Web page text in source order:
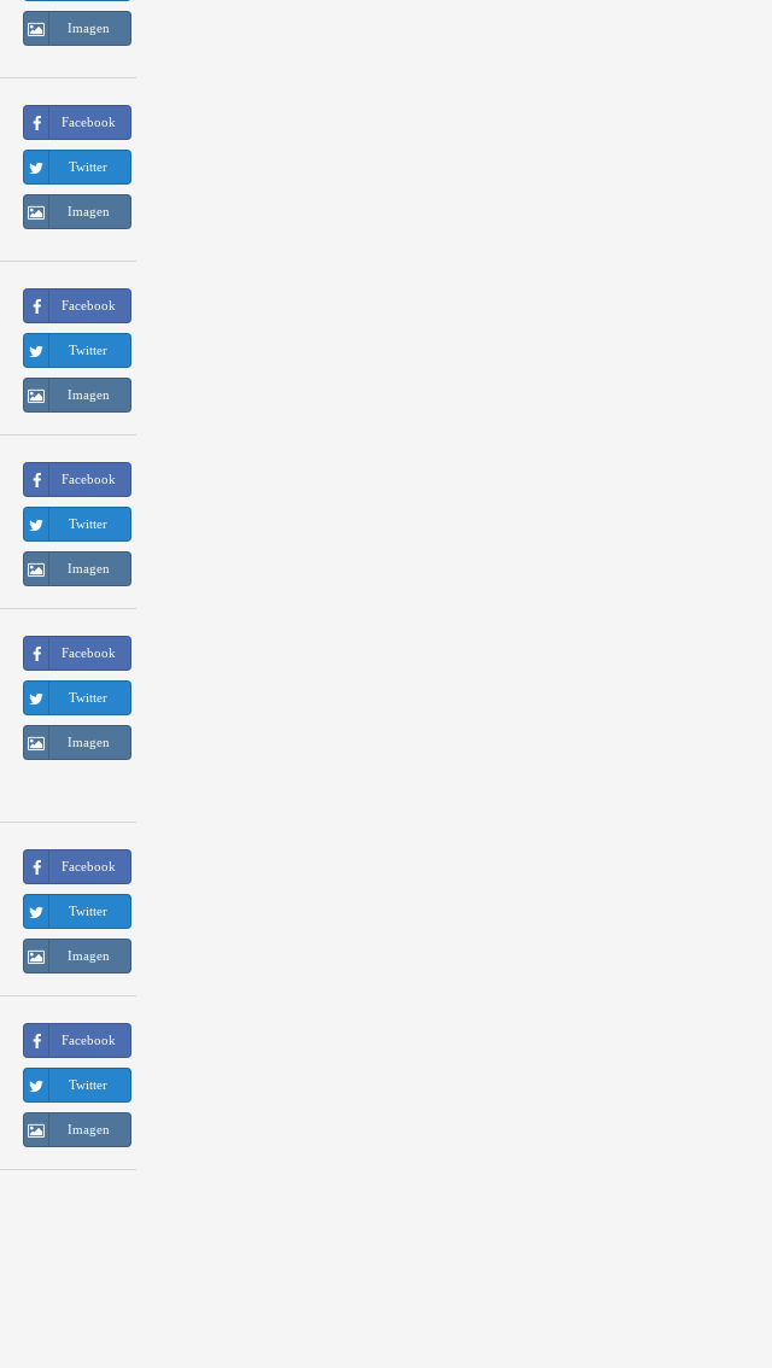
Imagen
Facebook
Twitter
Imagen
Facebook
Twitter
Imagen
Facebook
Twitter
Imagen
Facebook
Twitter
Imagen
Facebook
Twitter
Imagen
Facebook
Twitter
Imagen